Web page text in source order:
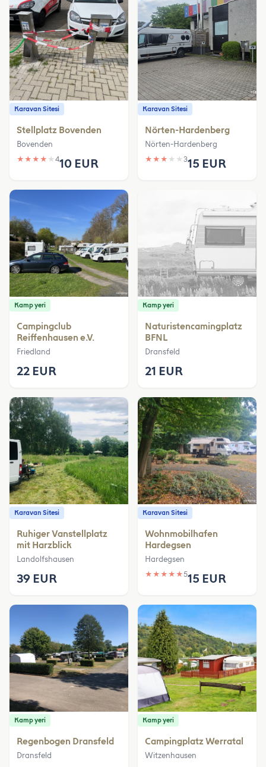
Karavan Sitesi
Stellplatz Bovenden
Bovenden
★ ★ ★ ★ ★ 410 EUR
Karavan Sitesi
Nörten-Hardenberg
Nörten-Hardenberg
★ ★ ★ ★ ★ 315 EUR
Kamp yeri
Campingclub
Reiffenhausen e.V.
Friedland
22 EUR
Kamp yeri
Naturistencamingplatz
BFNL
Dransfeld
21 EUR
Karavan Sitesi
Ruhiger Vanstellplatz
mit Harzblick
Landolfshausen
39 EUR
Karavan Sitesi
Wohnmobilhafen
Hardegsen
Hardegsen
★ ★ ★ ★ ★515 EUR
Kamp yeri
Regenbogen Dransfeld
Dransfeld
Kamp yeri
Campingplatz Werratal
Witzenhausen